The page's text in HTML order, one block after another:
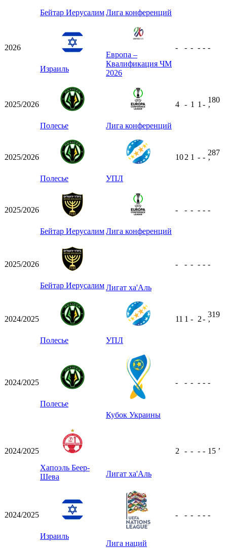
Бейтар ИерусалимЛига конференций
2026
Израиль
Европа –
Квалификация ЧМ
2026
- - - - - -
2025/2026
Полесье Лига конференций
4 - 1 1 -
180
ʼ
2025/2026
Полесье УПЛ
102 1 - -
287
ʼ
2025/2026
Бейтар ИерусалимЛига конференций
- - - - - -
2025/2026
Бейтар ИерусалимЛигат ха'Аль
- - - - - -
2024/2025
Полесье УПЛ
11 1 - 2-
319
ʼ
2024/2025
Полесье
Кубок Украины
- - - - - -
2024/2025
Хапоэль Беер-
Шева
Лигат ха'Аль
2 - - - - 15 ʼ
2024/2025
Израиль
Лига наций
- - - - - -